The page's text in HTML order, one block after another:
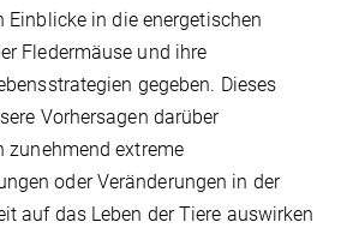
Einblicke in die energetischen
Fledermäuse und ihre
gegeben. Dieses
Vorhersagen darüber
zunehmend extreme
oder Veränderungen in der
auf das Leben der Tiere auswirken